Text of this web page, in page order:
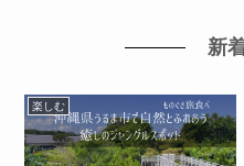
新
楽しむ